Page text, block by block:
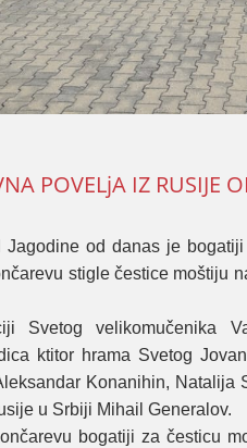
POVELjA IZ RUSIЈE
od danas јe
stigle čestice moštiјu
Svetog velikomučenika
ktitor hrama Svetog
Konanihin, Nataliјa
u Srbiјi Mihail Generalov.
bogatiјi za česticu